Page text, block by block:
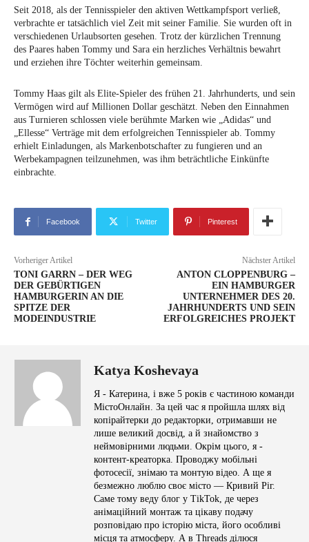
Seit 2018, als der Tennisspieler den aktiven Wettkampfsport verließ,
verbrachte er tatsächlich viel Zeit mit seiner Familie. Sie wurden oft in
verschiedenen Urlaubsorten gesehen. Trotz der kürzlichen Trennung
des Paares haben Tommy und Sara ein herzliches Verhältnis bewahrt
und erziehen ihre Töchter weiterhin gemeinsam.
Tommy Haas gilt als Elite-Spieler des frühen 21. Jahrhunderts, und sein
Vermögen wird auf Millionen Dollar geschätzt. Neben den Einnahmen
aus Turnieren schlossen viele berühmte Marken wie „Adidas“ und
„Ellesse“ Verträge mit dem erfolgreichen Tennisspieler ab. Tommy
erhielt Einladungen, als Markenbotschafter zu fungieren und an
Werbekampagnen teilzunehmen, was ihm beträchtliche Einkünfte
einbrachte.
Facebook Twitter Pinterest
Vorheriger Artikel
TONI GARRN – DER WEG
DER GEBÜRTIGEN
HAMBURGERIN AN DIE
SPITZE DER
MODEINDUSTRIE
Nächster Artikel
ANTON CLOPPENBURG –
EIN HAMBURGER
UNTERNEHMER DES 20.
JAHRHUNDERTS UND SEIN
ERFOLGREICHES PROJEKT
Katya Koshevaya
Я - Катерина, і вже 5 років є частиною команди
МістоОнлайн. За цей час я пройшла шлях від
копірайтерки до редакторки, отримавши не
лише великий досвід, а й знайомство з
неймовірними людьми. Окрім цього, я -
контент-креаторка. Проводжу мобільні
фотосесії, знімаю та монтую відео. А ще я
безмежно люблю своє місто — Кривий Ріг.
Саме тому веду блог у TikTok, де через
анімаційний монтаж та цікаву подачу
розповідаю про історію міста, його особливі
місця та атмосферу. А в Threads ділюся